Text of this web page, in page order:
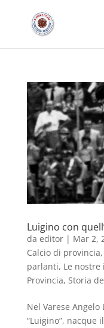
Luigino con
da editor| Mar 2,
Calcio di provincia,
parlanti, Le nostre
Provincia, Storia
Nel Varese
“Luigino”, nacque